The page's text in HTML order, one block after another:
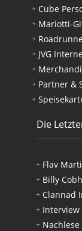
Cube
Mariotti-
JVG
Partner &
Die
Flav
Billy
Clannad
Interview